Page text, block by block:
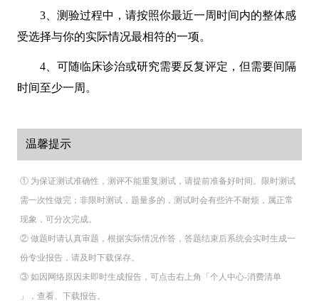
3、测验过程中，请按照你最近一周时间内的整体感
受选择与你的实际情况最相符的一项。
4、可随临床诊治或研究需要反复评定，但需要间隔
时间至少一周。
温馨提示
① 为保证测试准确性，测评不能重复测试，请提前准备好时间。限时测试
需一次性做完；非限时测试，题量多的，测试时会有些许不耐烦，属正常
现象，可分次完成。
② 做题时请认真审题，根据实际情况作答，答题结束后系统会实时生成一
份专业报告，请及时下载保存。
③ 如因网络原因未即时生成报告，可点击右上角「个人中心-消费清单
」，查看、下载报告。